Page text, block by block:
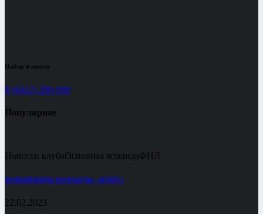
Набор в школу
8 (8412) 200-990
Популярное
Новости клубаОсновная командаФНЛ
НОВОБРАНЦЫ КОМАНДЫ «ЗЕНИТ»
22.02.2023